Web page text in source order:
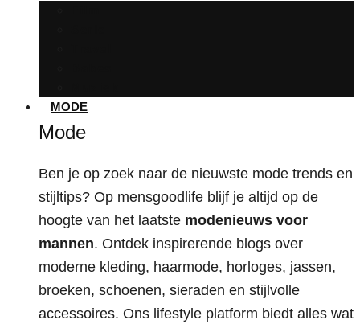
MODE
Mode
Ben je op zoek naar de nieuwste mode trends en
stijltips? Op mensgoodlife blijf je altijd op de
hoogte van het laatste modenieuws voor
mannen. Ontdek inspirerende blogs over
moderne kleding, haarmode, horloges, jassen,
broeken, schoenen, sieraden en stijlvolle
accessoires. Ons lifestyle platform biedt alles wat